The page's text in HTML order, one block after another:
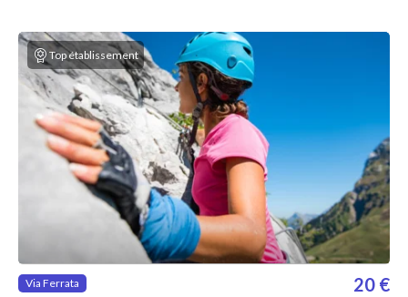
Top établissement
Via Ferrata 20 €